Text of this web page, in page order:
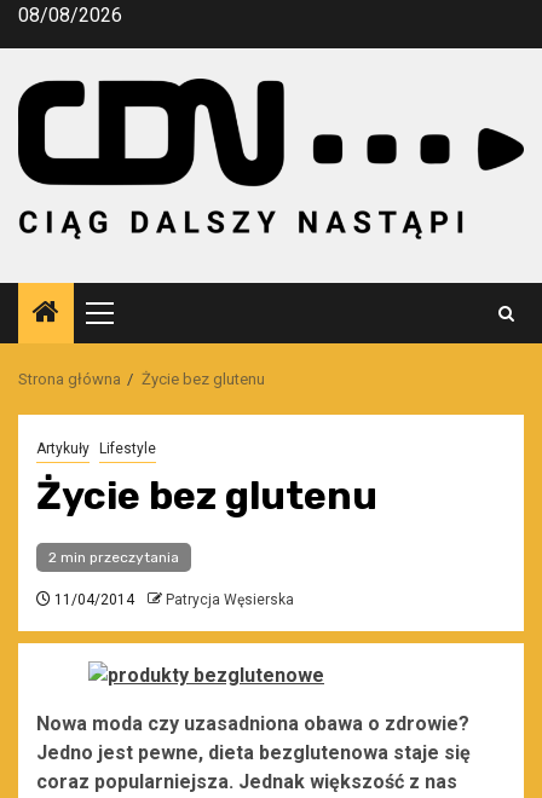
Przejdź
08/08/2026
Menu
główne
Strona główna Życie bez glutenu
Artykuły Lifestyle
Życie bez glutenu
2 min przeczytania
11/04/2014 Patrycja Węsierska
Nowa moda czy uzasadniona obawa o zdrowie?
Jedno jest pewne, dieta bezglutenowa staje się
coraz popularniejsza. Jednak większość z nas